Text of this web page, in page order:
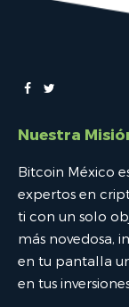
Nuestra
Bitcoin México
expertos en
ti con un solo
más novedosa,
en tu pantalla
en tus